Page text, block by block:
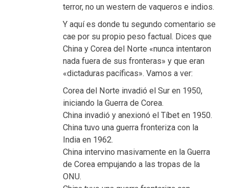
terror, no un western de vaqueros e indios.
Y aquí es donde tu segundo comentario se
cae por su propio peso factual. Dices que
China y Corea del Norte «nunca intentaron
nada fuera de sus fronteras» y que eran
«dictaduras pacíficas». Vamos a ver:
Corea del Norte invadió el Sur en 1950,
iniciando la Guerra de Corea.
China invadió y anexionó el Tíbet en 1950.
China tuvo una guerra fronteriza con la
India en 1962.
China intervino masivamente en la Guerra
de Corea empujando a las tropas de la
ONU.